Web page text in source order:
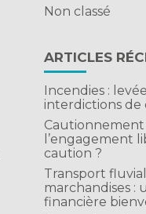
Non classé
ARTICLES
Incendies :
interdictions de
l’engagement
caution ?
Transport
marchandises :
financière